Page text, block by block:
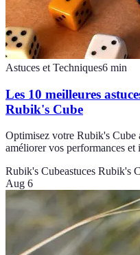
Astuces et Techniques6 min
Les 10 meilleures
Rubik's Cube
Optimisez votre Rubik's Cube
améliorer vos performances et
Rubik's Cubeastuces Rubik's
Aug 6